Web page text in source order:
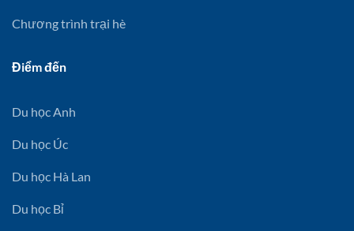
Chương trình trại hè
Điểm đến
Du học Anh
Du học Úc
Du học Hà Lan
Du học Bỉ